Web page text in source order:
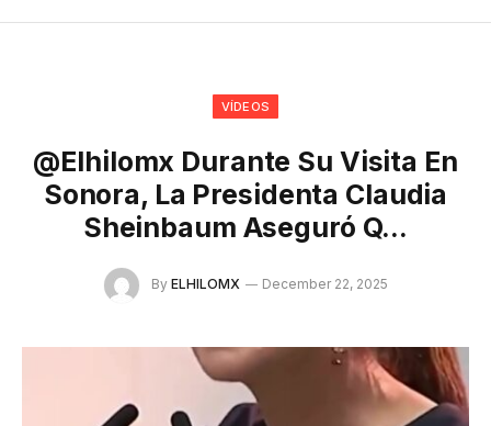
VÍDEOS
@elhilomx Durante Su Visita En
Sonora, La Presidenta Claudia
Sheinbaum Aseguró Q…
By ELHILOMX December 22, 2025